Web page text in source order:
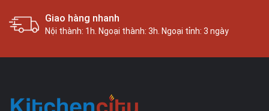
Sản phẩm chính hãng
Cam kết sản phẩm chính hãng 100%